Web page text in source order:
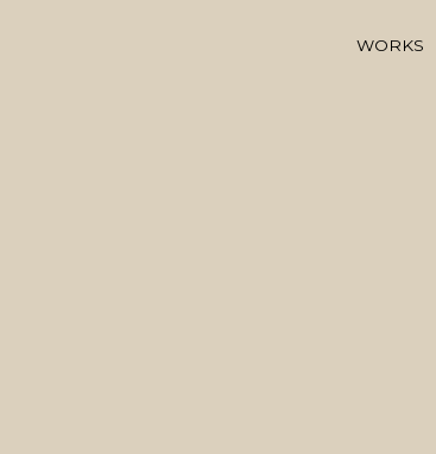
WORKS